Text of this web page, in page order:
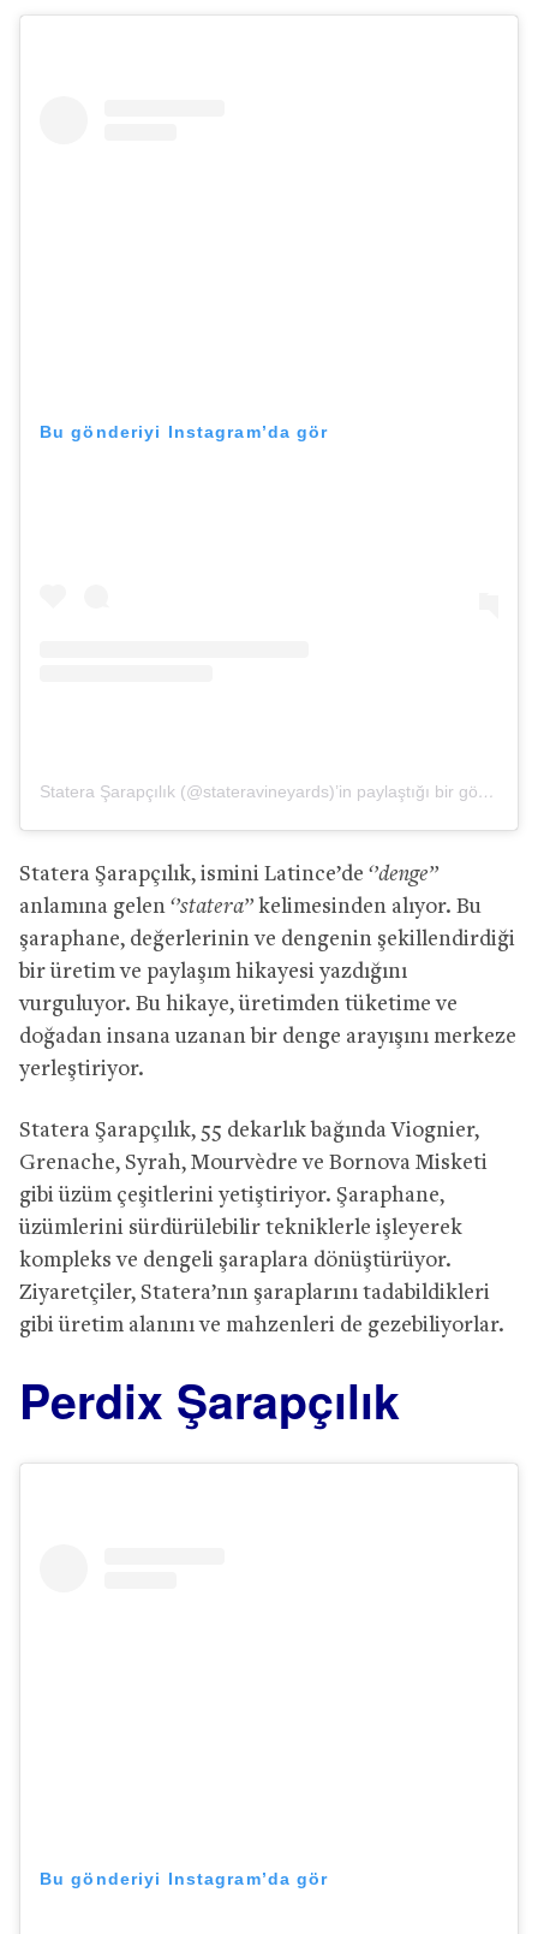
Bu gönderiyi Instagram’da gör
Statera Şarapçılık (@stateravineyards)’in paylaştığı bir gönderi
Statera Şarapçılık, ismini Latince’de ‘’denge’’
anlamına gelen ‘’statera’’ kelimesinden alıyor. Bu
şaraphane, değerlerinin ve dengenin şekillendirdiği
bir üretim ve paylaşım hikayesi yazdığını
vurguluyor. Bu hikaye, üretimden tüketime ve
doğadan insana uzanan bir denge arayışını merkeze
yerleştiriyor.
Statera Şarapçılık, 55 dekarlık bağında Viognier,
Grenache, Syrah, Mourvèdre ve Bornova Misketi
gibi üzüm çeşitlerini yetiştiriyor. Şaraphane,
üzümlerini sürdürülebilir tekniklerle işleyerek
kompleks ve dengeli şaraplara dönüştürüyor.
Ziyaretçiler, Statera’nın şaraplarını tadabildikleri
gibi üretim alanını ve mahzenleri de gezebiliyorlar.
Perdix Şarapçılık
Bu gönderiyi Instagram’da gör